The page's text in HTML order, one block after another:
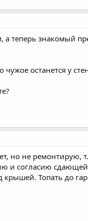
теперь знакомый
останется у
но не ремонтирую,
и согласию
Топать до